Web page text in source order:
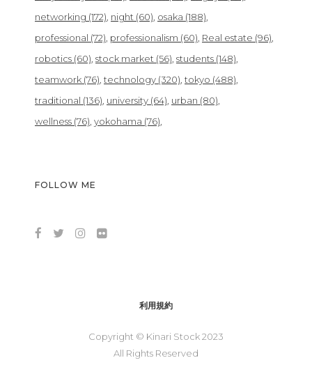
networking (172) night (60) osaka (188)
professional (72) professionalism (60) Real estate (96)
robotics (60) stock market (56) students (148)
teamwork (76) technology (320) tokyo (488)
traditional (136) university (64) urban (80)
wellness (76) yokohama (76)
FOLLOW ME
利用規約
Copyright © Kinari Stock 2023
All Rights Reserved